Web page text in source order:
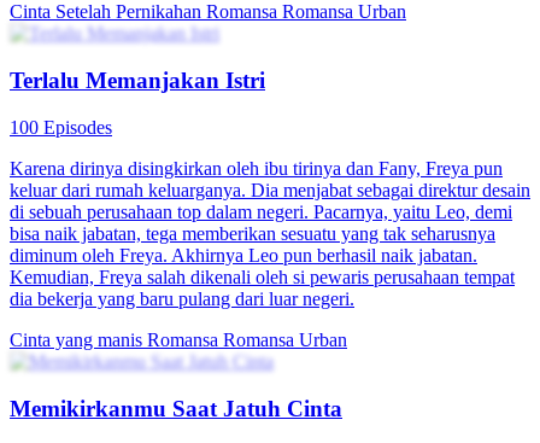
Cinta Setelah Pernikahan Romansa Romansa Urban
Terlalu Memanjakan Istri
100 Episodes
Karena dirinya disingkirkan oleh ibu tirinya dan Fany, Freya pun
keluar dari rumah keluarganya. Dia menjabat sebagai direktur desain
di sebuah perusahaan top dalam negeri. Pacarnya, yaitu Leo, demi
bisa naik jabatan, tega memberikan sesuatu yang tak seharusnya
diminum oleh Freya. Akhirnya Leo pun berhasil naik jabatan.
Kemudian, Freya salah dikenali oleh si pewaris perusahaan tempat
dia bekerja yang baru pulang dari luar negeri.
Cinta yang manis Romansa Romansa Urban
Memikirkanmu Saat Jatuh Cinta